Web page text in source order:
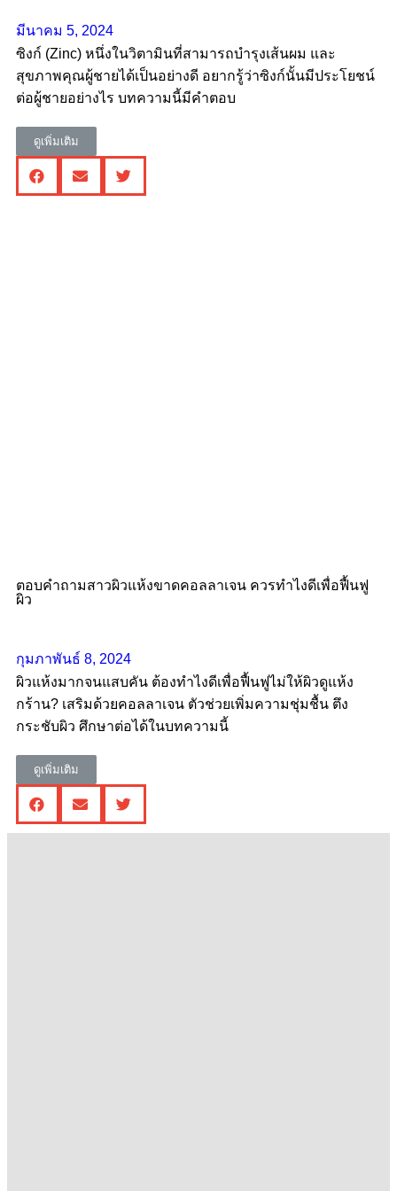
มีนาคม 5, 2024
ซิงก์ (Zinc) หนึ่งในวิตามินที่สามารถบำรุงเส้นผม และ
สุขภาพคุณผู้ชายได้เป็นอย่างดี อยากรู้ว่าซิงก์นั้นมีประโยชน์
ต่อผู้ชายอย่างไร บทความนี้มีคำตอบ
ดูเพิ่มเติม
ตอบคำถามสาวผิวแห้งขาดคอลลาเจน ควรทําไงดีเพื่อฟื้นฟู
ผิว
กุมภาพันธ์ 8, 2024
ผิวแห้งมากจนแสบคัน ต้องทำไงดีเพื่อฟื้นฟูไม่ให้ผิวดูแห้ง
กร้าน? เสริมด้วยคอลลาเจน ตัวช่วยเพิ่มความชุ่มชื้น ตึง
กระชับผิว ศึกษาต่อได้ในบทความนี้
ดูเพิ่มเติม